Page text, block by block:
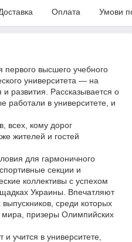
Оплата Умови
высшего учебного
университета — на
развития. Рассказывается о
работали в университете, и
всех, кому дорог
жителей и гостей
для гармоничного
секции и
коллективы с успехом
Украины. Впечатляют
среди которых
призеры Олимпийских
учится в университете,